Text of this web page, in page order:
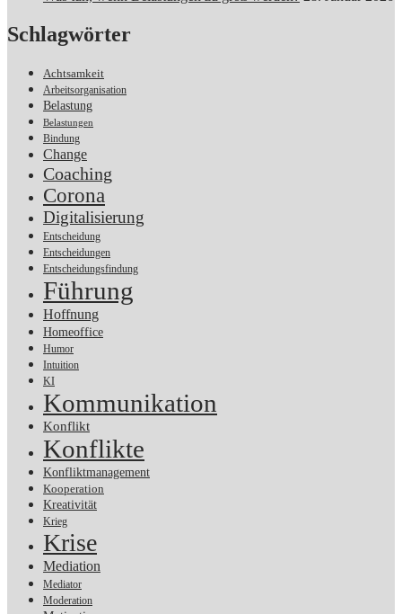
Schlagwörter
Achtsamkeit
Arbeitsorganisation
Belastung
Belastungen
Bindung
Change
Coaching
Corona
Digitalisierung
Entscheidung
Entscheidungen
Entscheidungsfindung
Führung
Hoffnung
Homeoffice
Humor
Intuition
KI
Kommunikation
Konflikt
Konflikte
Konfliktmanagement
Kooperation
Kreativität
Krieg
Krise
Mediation
Mediator
Moderation